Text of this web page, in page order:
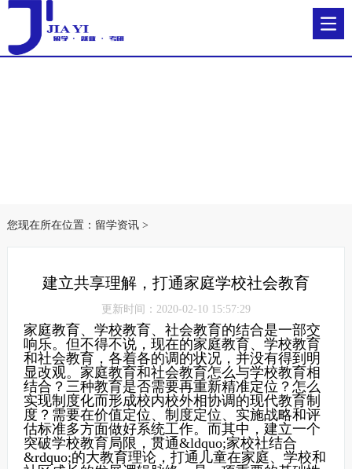
您现在所在位置： 留学资讯>
建立共享理解，打通家庭学校社会教育
更新时间：2020-02-10 15:57:29
家庭教育、学校教育、社会教育的结合是一部交
响乐。但不得不说，现在的家庭教育、学校教育
和社会教育，各着各的调的状况，并没有得到明
显改观。家庭教育和社会教育怎么与学校教育相
结合？三种教育是否需要再重新精准定位？怎么
实现制度化而形成校内校外相协调的现代教育制
度？需要在价值定位、制度定位、实施战略和评
估标准多方面做好系统工作。而其中，建立一个
突破学校教育局限，贯通&ldquo;家校社结合
&rdquo;的大教育理论，打通儿童在家庭、学校和